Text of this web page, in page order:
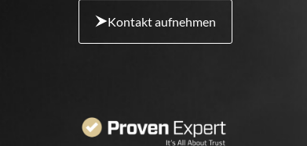
Kontakt aufnehmen